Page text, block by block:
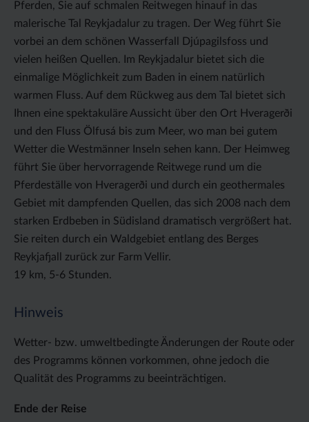
Pferden, Sie auf schmalen Reitwegen hinauf in das
malerische Tal Reykjadalur zu tragen. Der Weg führt Sie
vorbei an dem schönen Wasserfall Djúpagilsfoss und
vielen heißen Quellen. Im Reykjadalur bietet sich die
einmalige Möglichkeit zum Baden in einem natürlich
warmen Fluss. Auf dem Rückweg aus dem Tal bietet sich
Ihnen eine spektakuläre Aussicht über den Ort Hveragerði
und den Fluss Ölfusá bis zum Meer, wo man bei gutem
Wetter die Westmänner Inseln sehen kann. Der Heimweg
führt Sie über hervorragende Reitwege rund um die
Pferdeställe von Hveragerði und durch ein geothermales
Gebiet mit dampfenden Quellen, das sich 2008 nach dem
starken Erdbeben in Südisland dramatisch vergrößert hat.
Sie reiten durch ein Waldgebiet entlang des Berges
Reykjafjall zurück zur Farm Vellir.
19 km, 5-6 Stunden.
Hinweis
Wetter- bzw. umweltbedingte Änderungen der Route oder
des Programms können vorkommen, ohne jedoch die
Qualität des Programms zu beeinträchtigen.
Ende der Reise